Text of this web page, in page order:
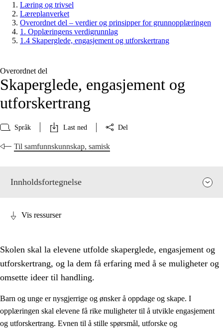
Læring og trivsel
Læreplanverket
Overordnet del – verdier og prinsipper for grunnopplæringen
1. Opplæringens verdigrunnlag
1.4 Skaperglede, engasjement og utforskertrang
Overordnet del
Skaperglede, engasjement og
utforskertrang
Språk Last ned Del
Til samfunnskunnskap, samisk
Innholdsfortegnelse
Opplæringens verdigrunnlag
Vis ressurser
Skolen skal la elevene utfolde skaperglede, engasjement og
utforskertrang, og la dem få erfaring med å se muligheter og
omsette ideer til handling.
Barn og unge er nysgjerrige og ønsker å oppdage og skape. I
opplæringen skal elevene få rike muligheter til å utvikle engasjement
og utforskertrang. Evnen til å stille spørsmål, utforske og